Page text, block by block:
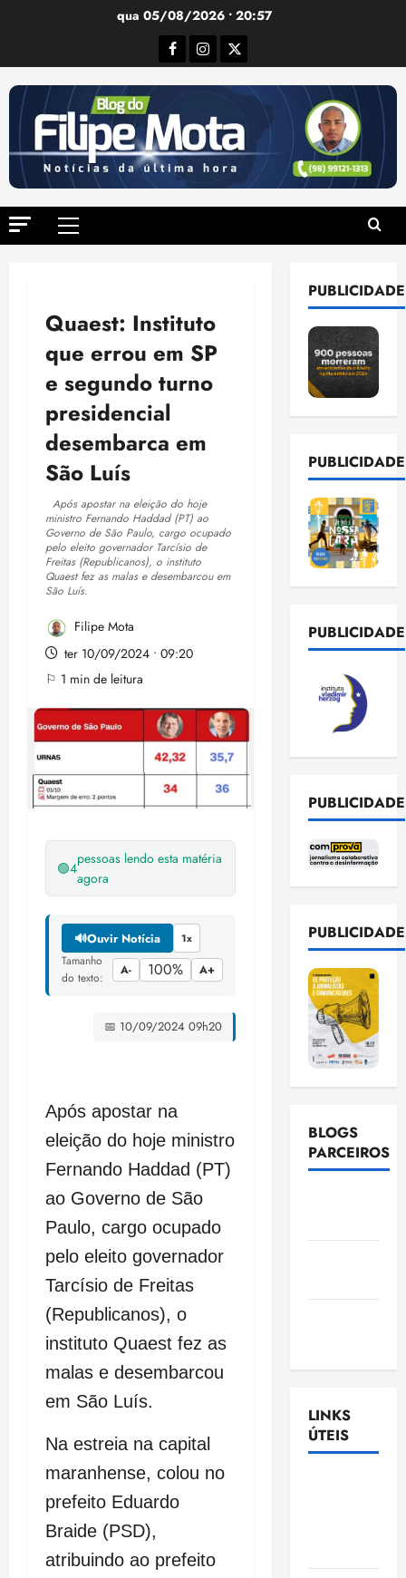
qua 05/08/2026 • 20:57
Facebook
Instagram
Twitter
Menu
Quaest: Instituto
que errou em SP
e segundo turno
presidencial
desembarca em
São Luís
Após apostar na eleição do hoje
ministro Fernando Haddad (PT) ao
Governo de São Paulo, cargo ocupado
pelo eleito governador Tarcísio de
Freitas (Republicanos), o instituto
Quaest fez as malas e desembarcou em
São Luís.
Filipe Mota
ter 10/09/2024 • 09:20
⚐ 1 min de leitura
🟢4
pessoas lendo esta matéria
agora
🔊Ouvir Notícia 1x
Tamanho
do texto:
A- 100% A+
📅 10/09/2024 09h20
Após apostar na
eleição do hoje ministro
Fernando Haddad (PT)
ao Governo de São
Paulo, cargo ocupado
pelo eleito governador
Tarcísio de Freitas
(Republicanos), o
instituto Quaest fez as
malas e desembarcou
em São Luís.
Na estreia na capital
maranhense, colou no
prefeito Eduardo
Braide (PSD),
atribuindo ao prefeito
PUBLICIDADE
PUBLICIDADE
PUBLICIDADE
PUBLICIDADE
PUBLICIDADE
BLOGS
PARCEIROS
LINKS
ÚTEIS